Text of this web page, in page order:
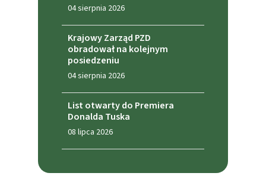
04 sierpnia 2026
Krajowy Zarząd PZD
obradował na kolejnym
posiedzeniu
04 sierpnia 2026
List otwarty do Premiera
Donalda Tuska
08 lipca 2026